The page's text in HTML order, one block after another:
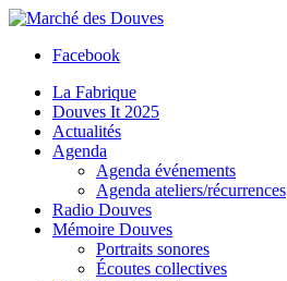
Facebook
La Fabrique
Douves It 2025
Actualités
Agenda
Agenda événements
Agenda ateliers/récurrences
Radio Douves
Mémoire Douves
Portraits sonores
Écoutes collectives